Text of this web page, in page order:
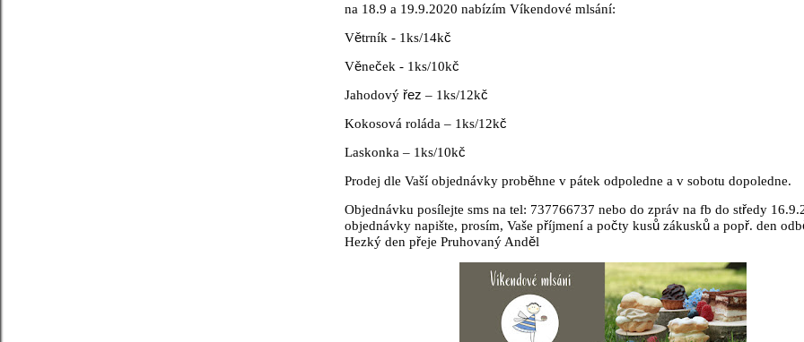
na 18.9 a 19.9.2020 nabízím Víkendové mlsání:
Větrník - 1ks/14kč
Věneček - 1ks/10kč
Jahodový řez – 1ks/12kč
Kokosová roláda – 1ks/12kč
Laskonka – 1ks/10kč
Prodej dle Vaší objednávky proběhne v pátek odpoledne a v sobotu dopoledne.
Objednávku posílejte sms na tel: 737766737 nebo do zpráv na fb do středy
objednávky napište, prosím, Vaše příjmení a počty kusů zákusků a popř. den odb
Hezký den přeje Pruhovaný Anděl